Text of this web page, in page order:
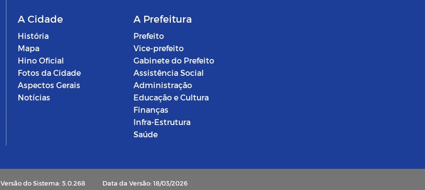
A Cidade
História
Mapa
Hino Oficial
Fotos da Cidade
Aspectos Gerais
Notícias
A Prefeitura
Prefeito
Vice-prefeito
Gabinete do Prefeito
Assistência Social
Administração
Educação e Cultura
Finanças
Infra-Estrutura
Saúde
Versão do Sistema: 5.0.268 Data da Versão: 18/03/2026